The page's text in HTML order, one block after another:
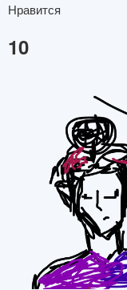
Нравится
10